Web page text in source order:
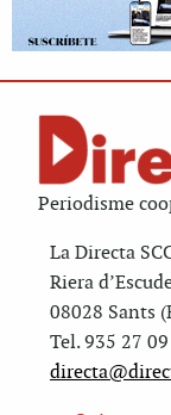
Periodisme
La Directa
Riera
08028 Sants
Tel. 935 27